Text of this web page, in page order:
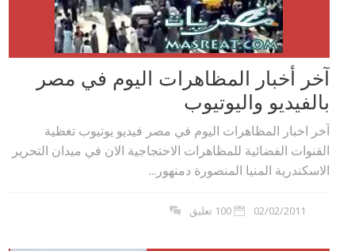
آخر أخبار المظاهرات اليوم في مصر
بالفيديو واليوتيوب
آخر اخبار المظاهرات اليوم في مصر فيديو يوتيوب تغظية
القنوات الفضائية للمظاهرات الاحتجاجية الان في ميدان التحرير
الاسكندرية المنيا المنصورة دمنهور...
02/02/2011 100 تعليق